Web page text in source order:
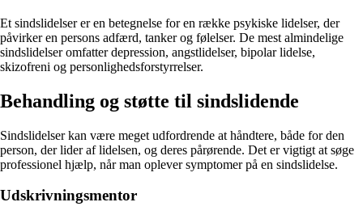
Et sindslidelser er en betegnelse for en række psykiske lidelser, der
påvirker en persons adfærd, tanker og følelser. De mest almindelige
sindslidelser omfatter depression, angstlidelser, bipolar lidelse,
skizofreni og personlighedsforstyrrelser.
Behandling og støtte til sindslidende
Sindslidelser kan være meget udfordrende at håndtere, både for den
person, der lider af lidelsen, og deres pårørende. Det er vigtigt at søge
professionel hjælp, når man oplever symptomer på en sindslidelse.
Udskrivningsmentor